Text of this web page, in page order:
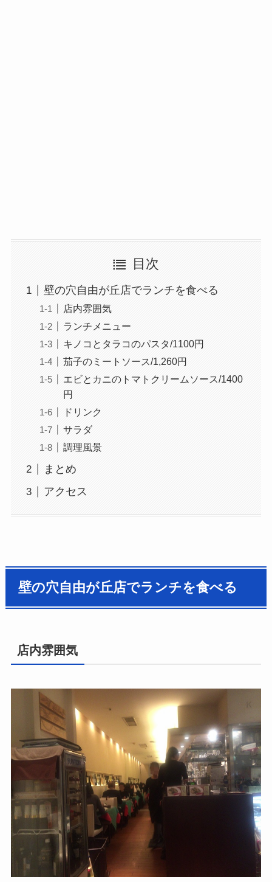
目次
壁の穴自由が丘店でランチを食べる
店内雰囲気
ランチメニュー
キノコとタラコのパスタ/1100円
茄子のミートソース/1,260円
エビとカニのトマトクリームソース/1400
円
ドリンク
サラダ
調理風景
まとめ
アクセス
壁の穴自由が丘店でランチを食べる
店内雰囲気